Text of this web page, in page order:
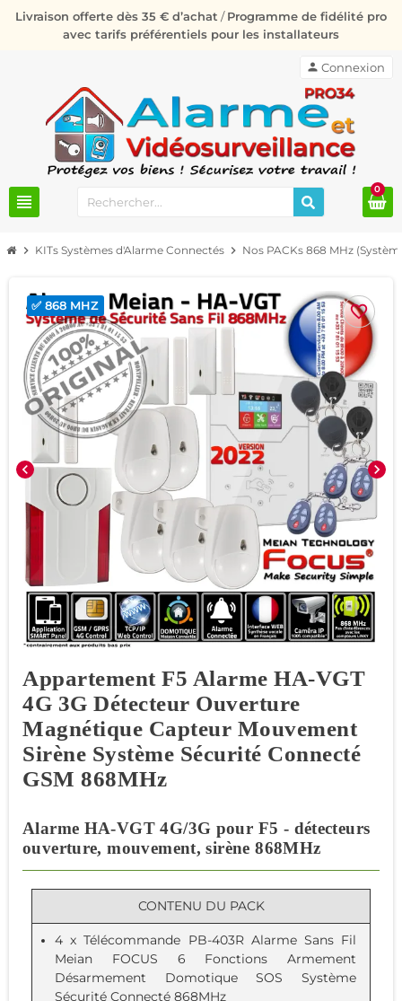
Livraison offerte dès 35 € d’achat /Programme de fidélité pro
avec tarifs préférentiels pour les installateurs
view_headline
person Connexion
0
chevron_right KITs Systèmes d'Alarme Connectés chevron_right Nos PACKs 868 MHz
favorite_border
chevron_left chevron_right
✅ 868 MHZ
Appartement F5 Alarme HA-VGT
4G 3G Détecteur Ouverture
Magnétique Capteur Mouvement
Sirène Système Sécurité Connecté
GSM 868MHz
Alarme HA-VGT 4G/3G pour F5 - détecteurs
ouverture, mouvement, sirène 868MHz
CONTENU DU PACK
4 xTélécommande PB-403R Alarme Sans Fil
Meian FOCUS 6 Fonctions Armement
Désarmement Domotique SOS Système
Sécurité Connecté 868MHz